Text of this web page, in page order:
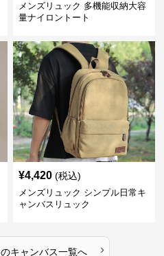
メンズリュック 多機能収納大容
量ナイロントート
¥4,420 (税込)
メンズリュック シンプル日常キ
ャンバスリュック
のキャンバス一覧へ ›